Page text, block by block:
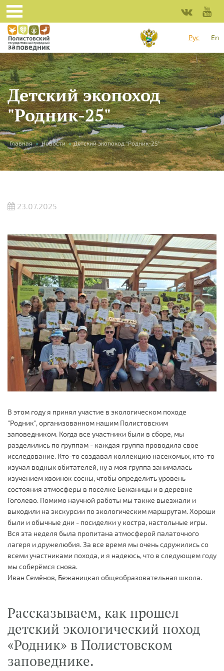
Перейти к основному содержанию
Рус
En
Детский экопоход
"Родник-25"
Вы здесь
Главная » Новости » Детский экопоход "Родник-25"
23.07.2025
В этом году я принял участие в экологическом походе
"Родник", организованном нашим Полистовским
заповедником. Когда все участники были в сборе, мы
разделились по группам - каждая группа проводила свое
исследование. Кто-то создавал коллекцию насекомых, кто-то
изучал водных обитателей, ну а моя группа занималась
изучением хвоинок сосны, чтобы определить уровень
состояния атмосферы в посёлке Бежаницы и в деревне
Гоголево. Помимо научной работы мы также выезжали и
выходили на экскурсии по экологическим маршрутам. Хороши
были и обычные дни - посиделки у костра, настольные игры.
Вся эта неделя была пропитана атмосферой палаточного
лагеря и дружелюбия. За все время мы очень сдружились со
всеми участниками похода, и я надеюсь, что в следующем году
мы соберёмся снова.
Иван Семёнов, Бежаницкая общеобразовательная школа.
Рассказываем, как прошел
детский экологический поход
«Родник» в Полистовском
заповеднике.